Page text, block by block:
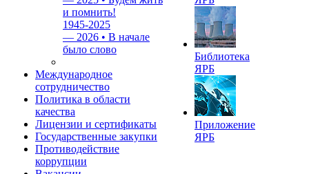
и помнить!
1945-2025
— 2026 • В начале
было слово
Международное
сотрудничество
Политика в области
качества
Лицензии и сертификаты
Государственные закупки
Противодействие
коррупции
Библиотека
ЯРБ
Приложение
ЯРБ